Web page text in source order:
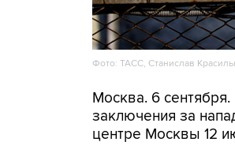
Фото: ТАСС, Станислав
Москва. 6
заключения за
центре Москвы 12